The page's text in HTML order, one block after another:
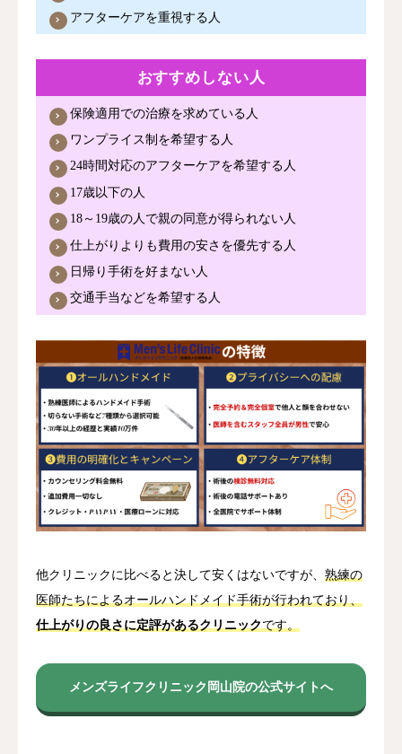
アフターケアを重視する人
おすすめしない人
保険適用での治療を求めている人
ワンプライス制を希望する人
24時間対応のアフターケアを希望する人
17歳以下の人
18～19歳の人で親の同意が得られない人
仕上がりよりも費用の安さを優先する人
日帰り手術を好まない人
交通手当などを希望する人
他クリニックに比べると決して安くはないですが、 熟練の
医師たちによるオールハンドメイド手術が行われており、
仕上がりの良さに定評があるクリニックです。
メンズライフクリニック岡山院の公式サイトへ